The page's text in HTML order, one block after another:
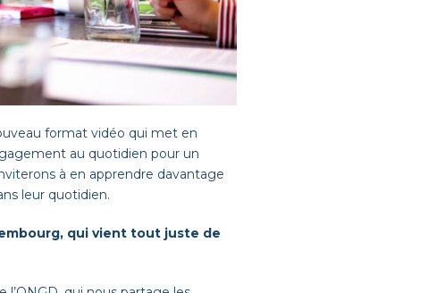
format vidéo qui met en
au quotidien pour un
à en apprendre davantage
leur quotidien.
qui vient tout juste de